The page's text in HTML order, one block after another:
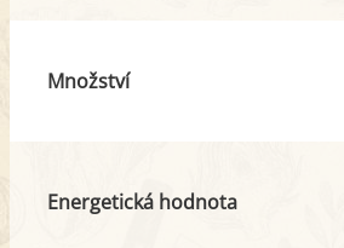
Množství
Energetická hodnota